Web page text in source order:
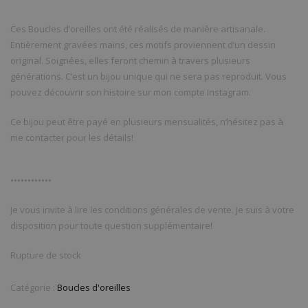
Ces Boucles d’oreilles ont été réalisés de manière artisanale.
Entièrement gravées mains, ces motifs proviennent d’un dessin
original. Soignées, elles feront chemin à travers plusieurs
générations. C’est un bijou unique qui ne sera pas reproduit. Vous
pouvez découvrir son histoire sur mon compte Instagram.
Ce bijou peut être payé en plusieurs mensualités, n’hésitez pas à
me contacter pour les détails!
••••••••••••
Je vous invite à lire les conditions générales de vente. Je suis à votre
disposition pour toute question supplémentaire!
Rupture de stock
Catégorie : Boucles d'oreilles